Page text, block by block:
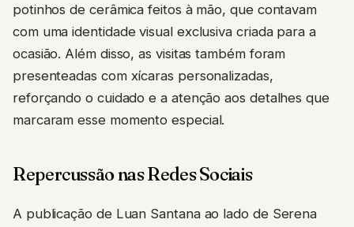
potinhos de cerâmica feitos à mão, que contavam
com uma identidade visual exclusiva criada para a
ocasião. Além disso, as visitas também foram
presenteadas com xícaras personalizadas,
reforçando o cuidado e a atenção aos detalhes que
marcaram esse momento especial.
Repercussão nas Redes Sociais
A publicação de Luan Santana ao lado de Serena